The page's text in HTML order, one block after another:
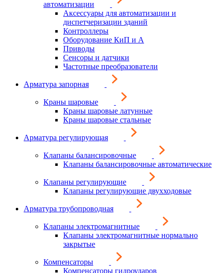
автоматизации
Аксессуары для автоматизации и
диспетчеризации зданий
Контроллеры
Оборудование КиП и А
Приводы
Сенсоры и датчики
Частотные преобразователи
Арматура запорная
Краны шаровые
Краны шаровые латунные
Краны шаровые стальные
Арматура регулирующая
Клапаны балансировочные
Клапаны балансировочные автоматические
Клапаны регулирующие
Клапаны регулирующие двухходовые
Арматура трубопроводная
Клапаны электромагнитные
Клапаны электромагнитные нормально
закрытые
Компенсаторы
Компенсаторы гидроударов